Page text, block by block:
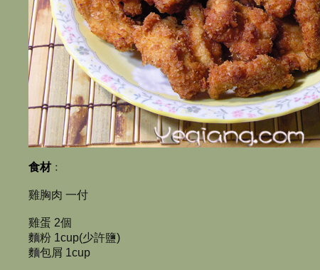
食材﹕
雞胸肉 一付
雞蛋 2個
麵粉 1cup(少許鹽)
麵包屑 1cup